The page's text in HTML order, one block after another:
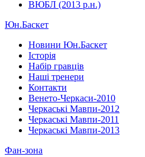
ВЮБЛ (2013 р.н.)
Юн.Баскет
Новини Юн.Баскет
Історія
Набір гравців
Наші тренери
Контакти
Венето-Черкаси-2010
Черкаські Мавпи-2012
Черкаські Мавпи-2011
Черкаські Мавпи-2013
Фан-зона